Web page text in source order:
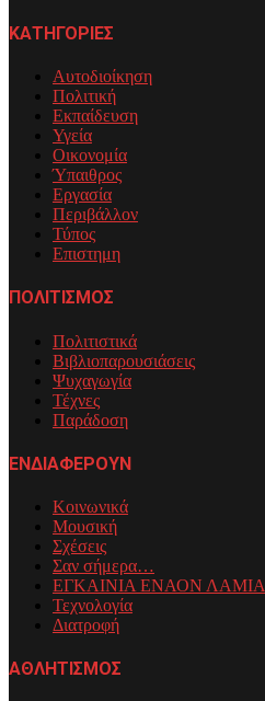
ΚΑΤΗΓΟΡΙΕΣ
Αυτοδιοίκηση
Πολιτική
Εκπαίδευση
Υγεία
Οικονομία
Ύπαιθρος
Εργασία
Περιβάλλον
Τύπος
Επιστημη
ΠΟΛΙΤΙΣΜΟΣ
Πολιτιστικά
Βιβλιοπαρουσιάσεις
Ψυχαγωγία
Τέχνες
Παράδοση
ΕΝΔΙΑΦΕΡΟΥΝ
Κοινωνικά
Μουσική
Σχέσεις
Σαν σήμερα…
ΕΓΚΑΙΝΙΑ ΕΝΑΟΝ ΛΑΜΙΑ
Τεχνολογία
Διατροφή
ΑΘΛΗΤΙΣΜΟΣ